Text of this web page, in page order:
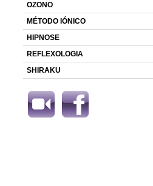
OZONO
MÉTODO IÓNICO
HIPNOSE
REFLEXOLOGIA
SHIRAKU